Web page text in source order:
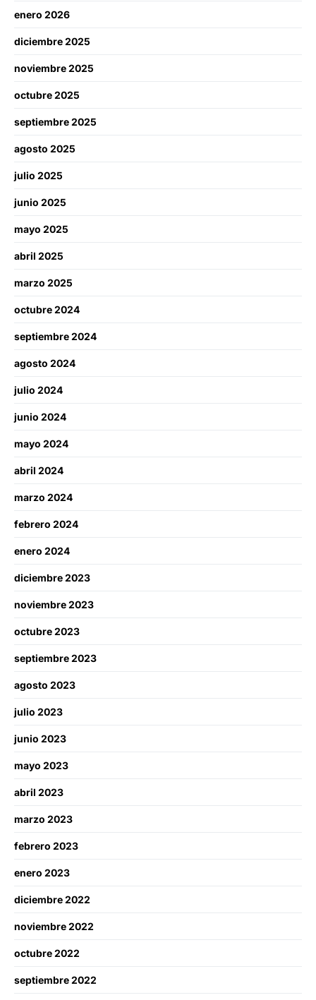
enero 2026
diciembre 2025
noviembre 2025
octubre 2025
septiembre 2025
agosto 2025
julio 2025
junio 2025
mayo 2025
abril 2025
marzo 2025
octubre 2024
septiembre 2024
agosto 2024
julio 2024
junio 2024
mayo 2024
abril 2024
marzo 2024
febrero 2024
enero 2024
diciembre 2023
noviembre 2023
octubre 2023
septiembre 2023
agosto 2023
julio 2023
junio 2023
mayo 2023
abril 2023
marzo 2023
febrero 2023
enero 2023
diciembre 2022
noviembre 2022
octubre 2022
septiembre 2022